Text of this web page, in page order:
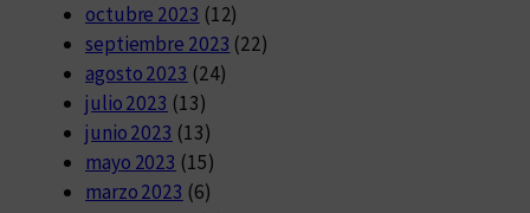
octubre 2023 (12)
septiembre 2023 (22)
agosto 2023 (24)
julio 2023 (13)
junio 2023 (13)
mayo 2023 (15)
marzo 2023 (6)